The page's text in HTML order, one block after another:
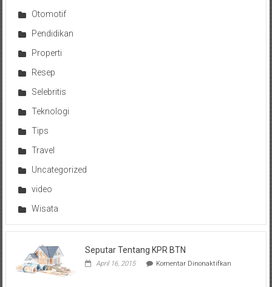
Otomotif
Pendidikan
Properti
Resep
Selebritis
Teknologi
Tips
Travel
Uncategorized
video
Wisata
Seputar Tentang KPR BTN
April 16, 2015 Komentar Dinonaktifkanpada